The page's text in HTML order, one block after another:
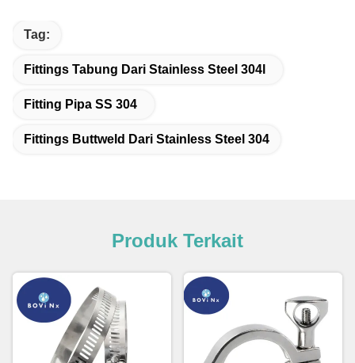
Tag:
Fittings Tabung Dari Stainless Steel 304l
Fitting Pipa SS 304
Fittings Buttweld Dari Stainless Steel 304
Produk Terkait